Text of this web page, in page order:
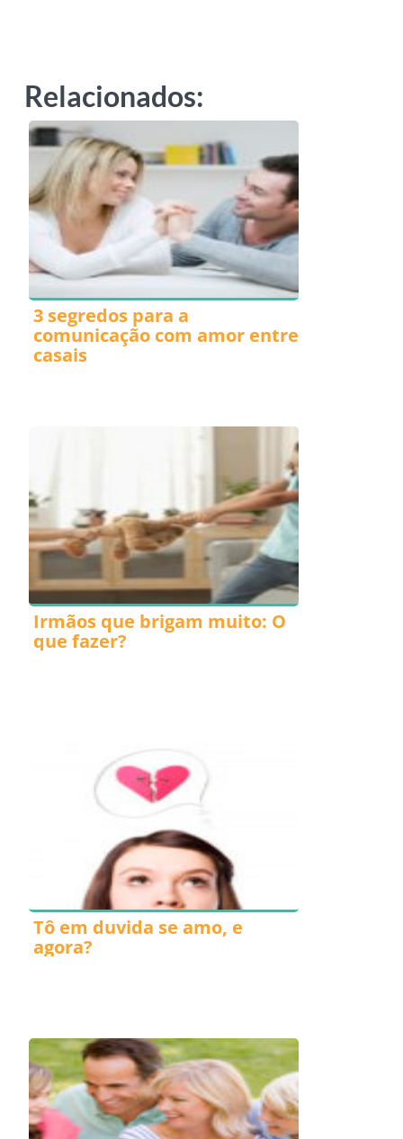
Relacionados:
3 segredos para a
comunicação com amor entre
casais
Irmãos que brigam muito: O
que fazer?
Tô em duvida se amo, e
agora?